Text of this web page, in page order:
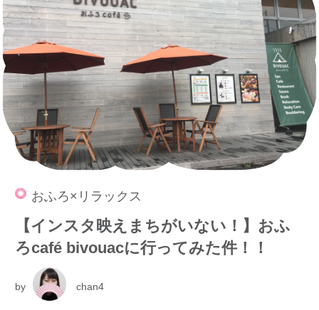
おふろ×リラックス
【インスタ映えまちがいない！】おふ
ろcafé bivouacに行ってみた件！！
by chan4